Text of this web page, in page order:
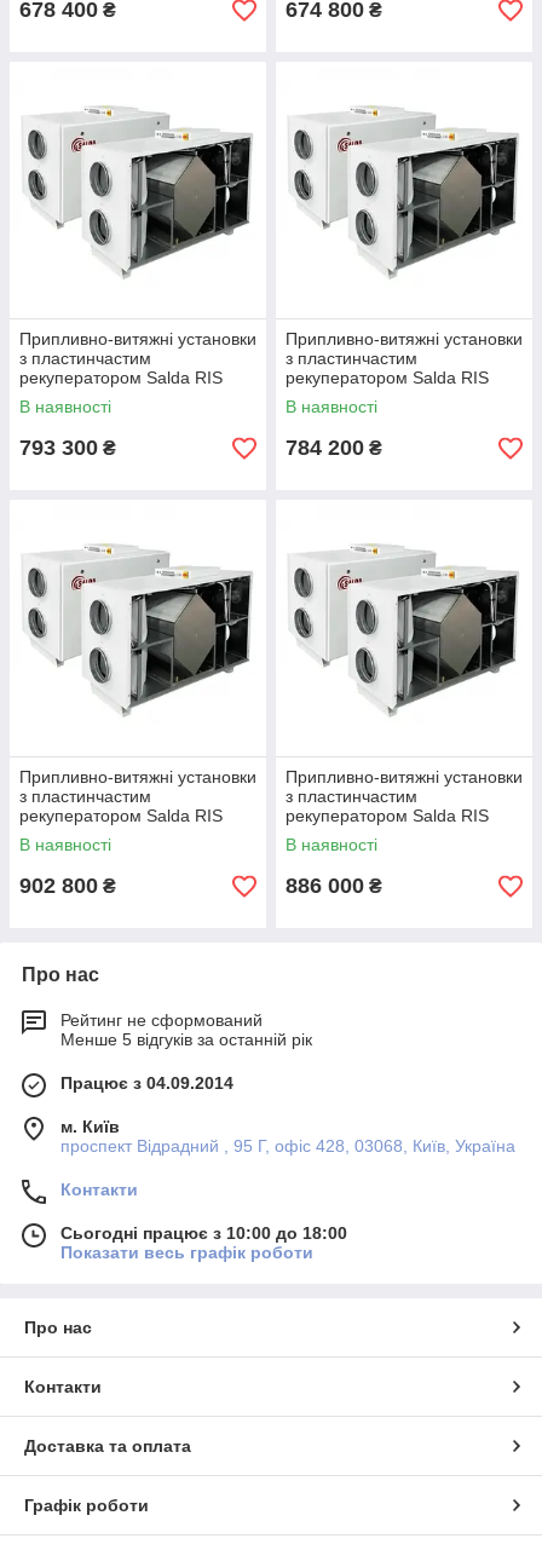
678 400 ₴ 674 800 ₴
Припливно-витяжні установки
з пластинчастим
рекуператором Salda RIS
2500 HE EKO 3.0
В наявності
793 300 ₴
Припливно-витяжні установки
з пластинчастим
рекуператором Salda RIS
2500 HW EKO 3.0
В наявності
784 200 ₴
Припливно-витяжні установки
з пластинчастим
рекуператором Salda RIS
3500 HE EKO 3.0
В наявності
902 800 ₴
Припливно-витяжні установки
з пластинчастим
рекуператором Salda RIS
3500 HW EKO 3.0
В наявності
886 000 ₴
Про нас
Рейтинг не сформований
Менше 5 відгуків за останній рік
Працює з 04.09.2014
м. Київ
проспект Відрадний , 95 Г, офіс 428, 03068, Київ, Україна
Контакти
Сьогодні працює з 10:00 до 18:00
Показати весь графік роботи
Про нас
Контакти
Доставка та оплата
Графік роботи